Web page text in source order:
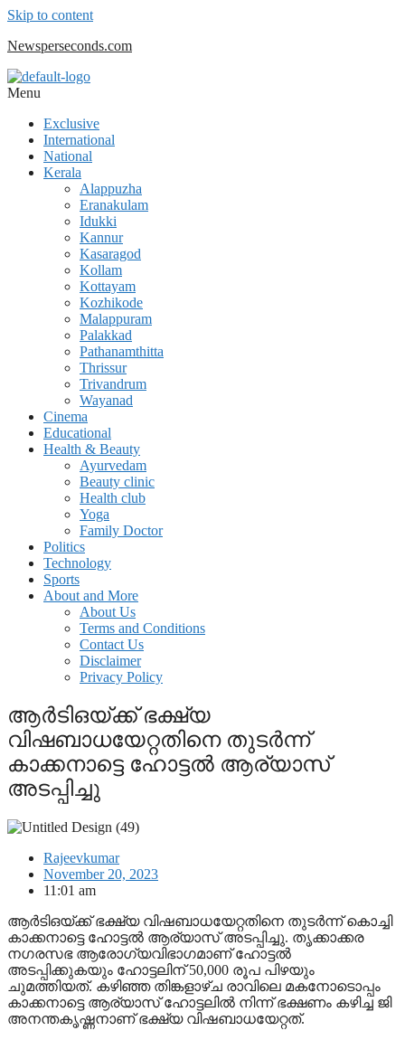
Skip to content
Newsperseconds.com
Menu
Exclusive
International
National
Kerala
Alappuzha
Eranakulam
Idukki
Kannur
Kasaragod
Kollam
Kottayam
Kozhikode
Malappuram
Palakkad
Pathanamthitta
Thrissur
Trivandrum
Wayanad
Cinema
Educational
Health & Beauty
Ayurvedam
Beauty clinic
Health club
Yoga
Family Doctor
Politics
Technology
Sports
About and More
About Us
Terms and Conditions
Contact Us
Disclaimer
Privacy Policy
ആർടിഒയ്ക്ക് ഭക്ഷ്യ
വിഷബാധയേറ്റതിനെ തുടർന്ന്
കാക്കനാട്ടെ ഹോട്ടൽ ആര്യാസ്
അടപ്പിച്ചു
Rajeevkumar
November 20, 2023
11:01 am
ആർടിഒയ്ക്ക് ഭക്ഷ്യ വിഷബാധയേറ്റതിനെ തുടർന്ന് കൊച്ചി
കാക്കനാട്ടെ ഹോട്ടൽ ആര്യാസ് അടപ്പിച്ചു. തൃക്കാക്കര
നഗരസഭ ആരോഗ്യവിഭാഗമാണ് ഹോട്ടൽ
അടപ്പിക്കുകയും ഹോട്ടലിന് 50,000 രൂപ പിഴയും
ചുമത്തിയത്. കഴിഞ്ഞ തിങ്കളാഴ്ച രാവിലെ മകനോടൊപ്പം
കാക്കനാട്ടെ ആര്യാസ് ഹോട്ടലിൽ നിന്ന് ഭക്ഷണം കഴിച്ച ജി
അനന്തകൃഷ്ണനാണ് ഭക്ഷ്യ വിഷബാധയേറ്റത്.